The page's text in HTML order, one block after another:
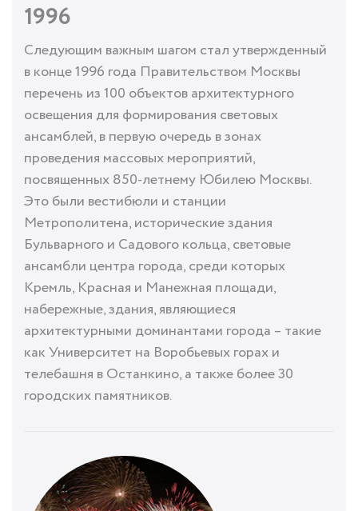
1996
Следующим важным шагом стал утвержденный
в конце 1996 года Правительством Москвы
перечень из 100 объектов архитектурного
освещения для формирования световых
ансамблей, в первую очередь в зонах
проведения массовых мероприятий,
посвященных 850-летнему Юбилею Москвы.
Это были вестибюли и станции
Метрополитена, исторические здания
Бульварного и Садового кольца, световые
ансамбли центра города, среди которых
Кремль, Красная и Манежная площади,
набережные, здания, являющиеся
архитектурными доминантами города – такие
как Университет на Воробьевых горах и
телебашня в Останкино, а также более 30
городских памятников.